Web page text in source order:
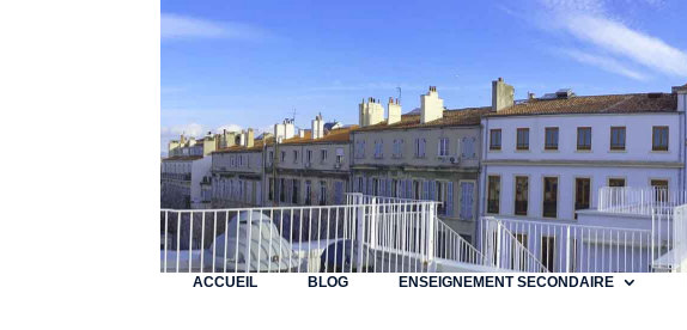
ACCUEIL BLOG ENSEIGNEMENT SECONDAIRE